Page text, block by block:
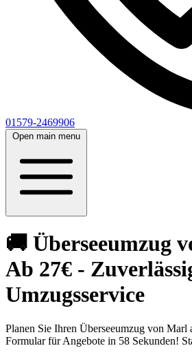
01579-2469906
Open main menu
🚚 Überseeumzug
Ab 27€ -
Umzugsservice
Planen Sie Ihren Überseeumzug von Marl
Formular für Angebote in 58 Sekunden!